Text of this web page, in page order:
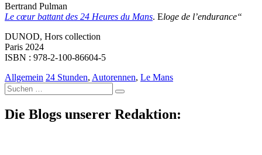
Bertrand Pulman
Le cœur battant des 24 Heures du Mans. Eloge de l’endurance“
DUNOD, Hors collection
Paris 2024
ISBN : 978-2-100-86604-5
Allgemein 24 Stunden, Autorennen, Le Mans
Suche
nach:
Die Blogs unserer Redaktion: